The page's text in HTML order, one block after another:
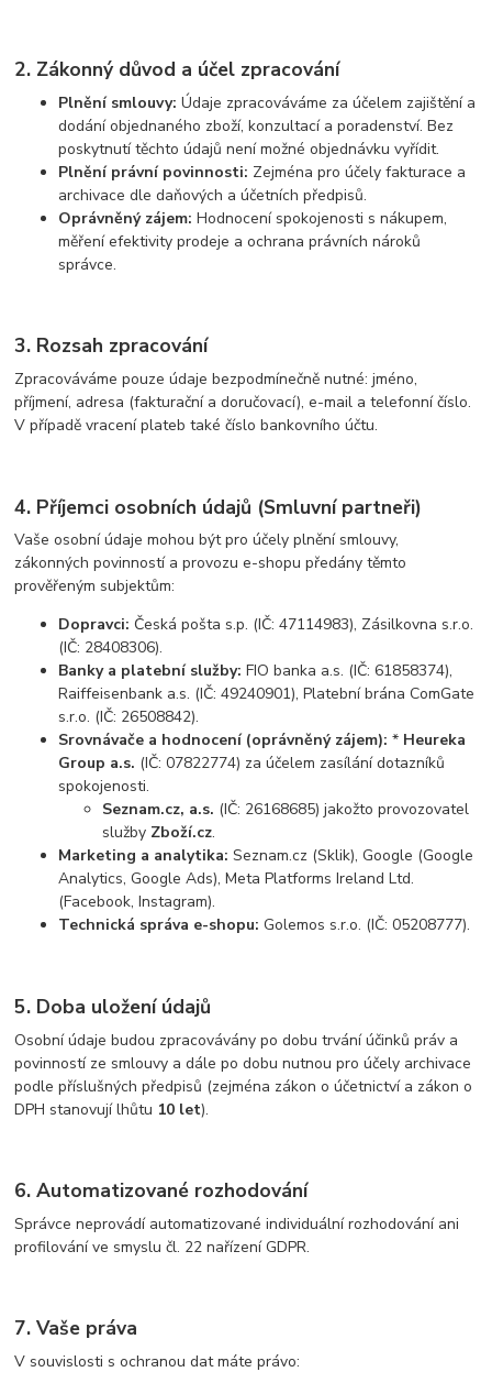
2. Zákonný důvod a účel zpracování
Plnění smlouvy: Údaje zpracováváme za účelem zajištění a
dodání objednaného zboží, konzultací a poradenství. Bez
poskytnutí těchto údajů není možné objednávku vyřídit.
Plnění právní povinnosti: Zejména pro účely fakturace a
archivace dle daňových a účetních předpisů.
Oprávněný zájem: Hodnocení spokojenosti s nákupem,
měření efektivity prodeje a ochrana právních nároků
správce.
3. Rozsah zpracování
Zpracováváme pouze údaje bezpodmínečně nutné: jméno,
příjmení, adresa (fakturační a doručovací), e-mail a telefonní číslo.
V případě vracení plateb také číslo bankovního účtu.
4. Příjemci osobních údajů (Smluvní partneři)
Vaše osobní údaje mohou být pro účely plnění smlouvy,
zákonných povinností a provozu e-shopu předány těmto
prověřeným subjektům:
Dopravci: Česká pošta s.p. (IČ: 47114983), Zásilkovna s.r.o.
(IČ: 28408306).
Banky a platební služby: FIO banka a.s. (IČ: 61858374),
Raiffeisenbank a.s. (IČ: 49240901), Platební brána ComGate
s.r.o. (IČ: 26508842).
Srovnávače a hodnocení (oprávněný zájem): * Heureka
Group a.s. (IČ: 07822774) za účelem zasílání dotazníků
spokojenosti.
Seznam.cz, a.s. (IČ: 26168685) jakožto provozovatel
služby Zboží.cz.
Marketing a analytika: Seznam.cz (Sklik), Google (Google
Analytics, Google Ads), Meta Platforms Ireland Ltd.
(Facebook, Instagram).
Technická správa e-shopu: Golemos s.r.o. (IČ: 05208777).
5. Doba uložení údajů
Osobní údaje budou zpracovávány po dobu trvání účinků práv a
povinností ze smlouvy a dále po dobu nutnou pro účely archivace
podle příslušných předpisů (zejména zákon o účetnictví a zákon o
DPH stanovují lhůtu 10 let).
6. Automatizované rozhodování
Správce neprovádí automatizované individuální rozhodování ani
profilování ve smyslu čl. 22 nařízení GDPR.
7. Vaše práva
V souvislosti s ochranou dat máte právo: